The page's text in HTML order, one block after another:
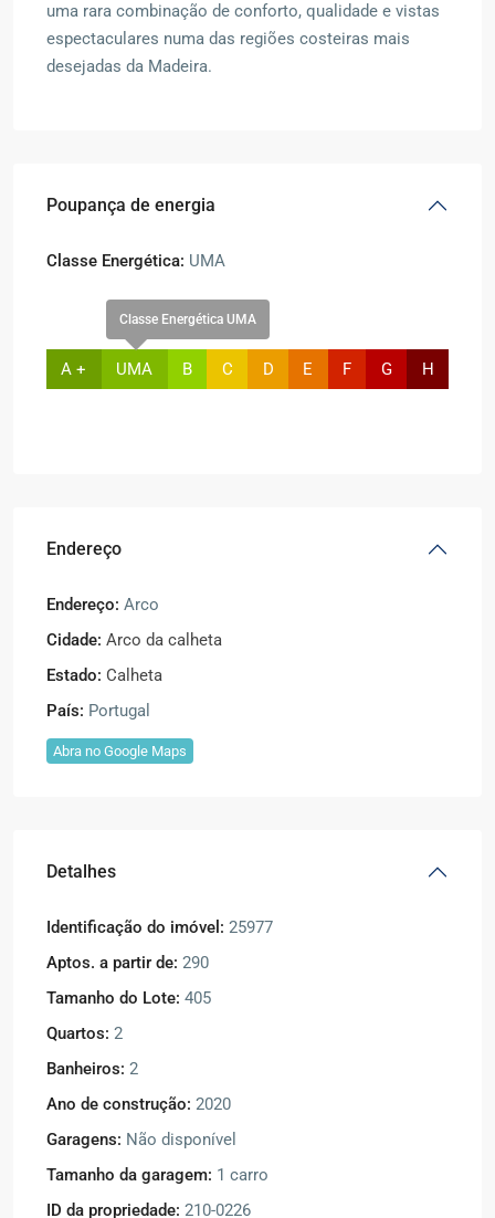
uma rara combinação de conforto, qualidade e vistas
espectaculares numa das regiões costeiras mais
desejadas da Madeira.
Poupança de energia
Classe Energética: UMA
A +
Classe Energética UMA
UMA B C D E F G H
Endereço
Endereço: Arco
Cidade: Arco da calheta
Estado: Calheta
País: Portugal
Abra no Google Maps
Detalhes
Identificação do imóvel: 25977
Aptos. a partir de: 290
Tamanho do Lote: 405
Quartos: 2
Banheiros: 2
Ano de construção: 2020
Garagens: Não disponível
Tamanho da garagem: 1 carro
ID da propriedade: 210-0226